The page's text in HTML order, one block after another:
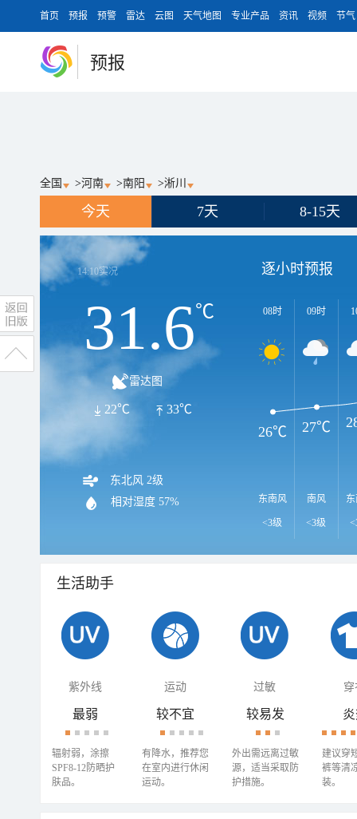
首页 预报 预警 雷达 云图 天气地图 专业产品 资讯 视频 节气
预报
全国 >河南 >南阳 >淅川
今天 7天 8-15天
14:10实况
31.6℃
雷达图
33℃
22℃
东北风 2级
相对湿度 57%
逐小时预报
08时
东南风
<3级
09时
南风
<3级
26℃ 27℃
生活助手
紫外线 运动 过敏 穿
最弱
辐射弱，涂擦
SPF8-12防晒护
肤品。
较不宜
有降水，推荐您
在室内进行休闲
运动。
较易发
外出需远离过敏
源，适当采取防
护措施。
建议穿
裤等清
装。